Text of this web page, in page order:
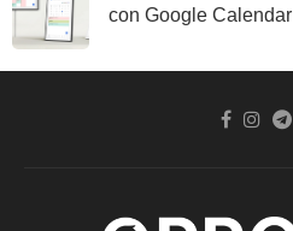
con Google Calendar